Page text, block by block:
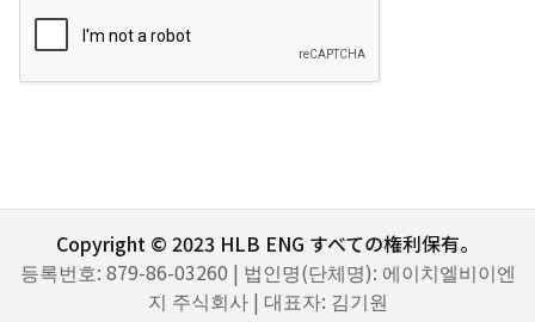
Copyright © 2023 HLB ENG すべての権利保有。
등록번호: 879-86-03260 | 법인명(단체명): 에이치엘비이엔
지 주식회사 | 대표자: 김기원